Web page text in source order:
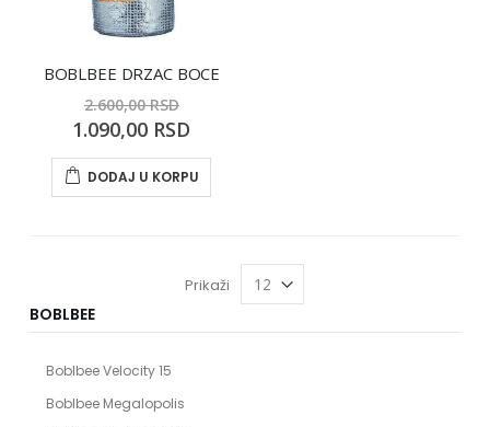
BOBLBEE DRZAC BOCE
2.600,00 RSD
Special
Price
1.090,00 RSD
DODAJ U KORPU
Prikaži
BOBLBEE
Boblbee Velocity 15
Boblbee Megalopolis